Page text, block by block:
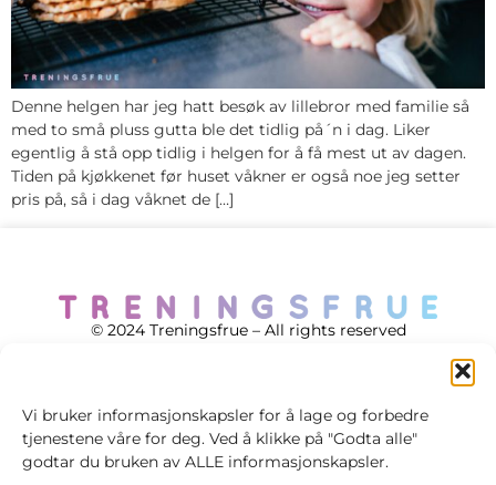
Vi bruker informasjonskapsler for å lage og forbedre
tjenestene våre for deg. Ved å klikke på "Godta alle"
godtar du bruken av ALLE informasjonskapsler.
Denne helgen har jeg hatt besøk av lillebror med familie så
med to små pluss gutta ble det tidlig på´n i dag. Liker
egentlig å stå opp tidlig i helgen for å få mest ut av dagen.
Tiden på kjøkkenet før huset våkner er også noe jeg setter
pris på, så i dag våknet de […]
© 2024 Treningsfrue – All rights reserved
Cookie policy